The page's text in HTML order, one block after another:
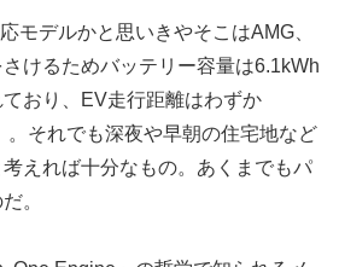
モデルかと思いきやそこはAMG、
けるためバッテリー容量は6.1kWh
おり、EV走行距離はわずか
。それでも深夜や早朝の住宅地など
えれば十分なもの。あくまでもパ
。